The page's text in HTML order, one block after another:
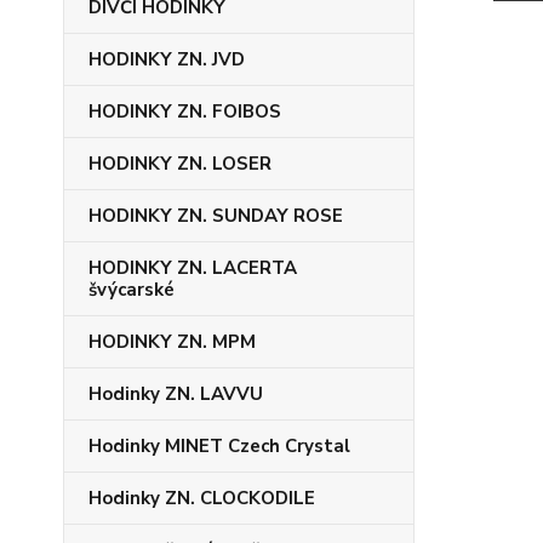
DÍVČÍ HODINKY
HODINKY ZN. JVD
HODINKY ZN. FOIBOS
HODINKY ZN. LOSER
HODINKY ZN. SUNDAY ROSE
HODINKY ZN. LACERTA
švýcarské
HODINKY ZN. MPM
Hodinky ZN. LAVVU
Hodinky MINET Czech Crystal
Hodinky ZN. CLOCKODILE